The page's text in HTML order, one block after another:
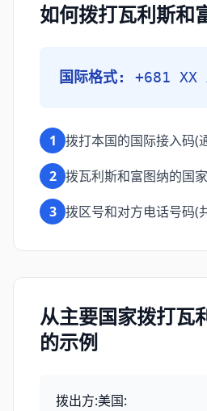
如何拨打瓦利斯和
国际格式: +681 XX
1 拨打本国的国际接入码(
2 拨瓦利斯和富图纳的国
3 拨区号和对方电话号码(
从主要国家拨打瓦
的示例
拨出方:美国: